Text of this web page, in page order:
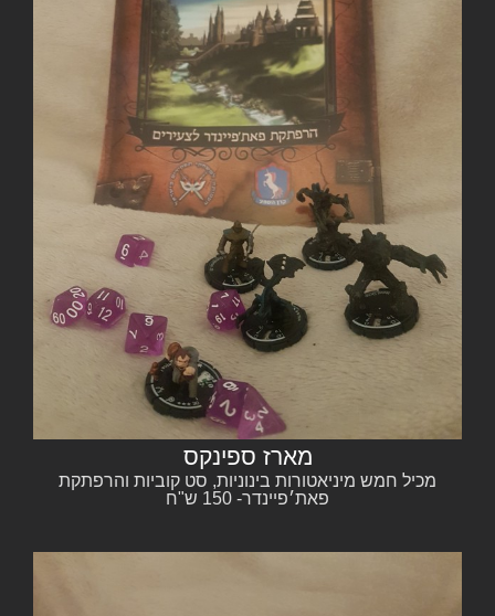
מארז ספינקס
מכיל חמש מיניאטורות בינוניות, סט קוביות והרפתקת
פאת׳פיינדר- 150 ש"ח